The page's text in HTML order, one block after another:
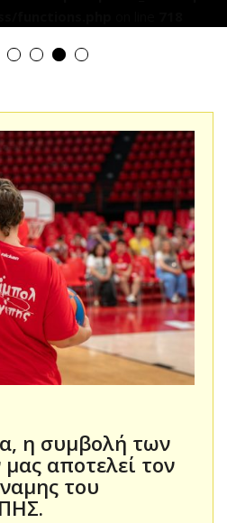
η συμβολή των
αποτελεί τον
του